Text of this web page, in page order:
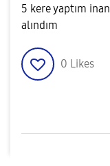
5 kere yaptım
alındım
0 Likes